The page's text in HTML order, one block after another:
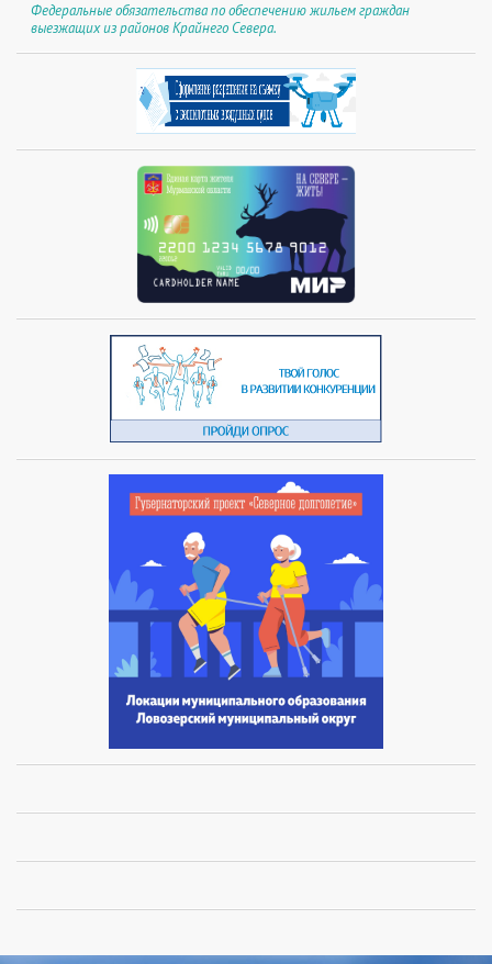
Федеральные обязательства по обеспечению жильем граждан
выезжащих из районов Крайнего Севера.